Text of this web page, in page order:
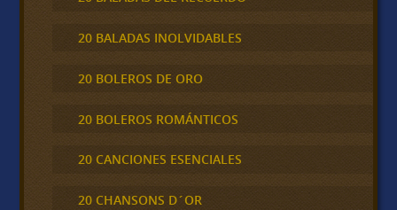
20 BALADAS INOLVIDABLES
20 BOLEROS DE ORO
20 BOLEROS ROMÁNTICOS
20 CANCIONES ESENCIALES
20 CHANSONS D´OR